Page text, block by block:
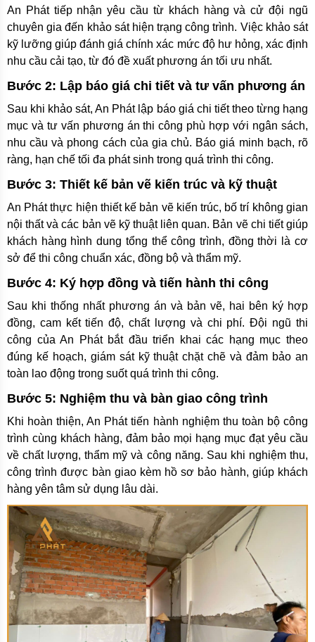
An Phát tiếp nhận yêu cầu từ khách hàng và cử đội ngũ
chuyên gia đến khảo sát hiện trạng công trình. Việc khảo sát
kỹ lưỡng giúp đánh giá chính xác mức độ hư hỏng, xác định
nhu cầu cải tạo, từ đó đề xuất phương án tối ưu nhất.
Bước 2: Lập báo giá chi tiết và tư vấn phương án
Sau khi khảo sát, An Phát lập báo giá chi tiết theo từng hạng
mục và tư vấn phương án thi công phù hợp với ngân sách,
nhu cầu và phong cách của gia chủ. Báo giá minh bạch, rõ
ràng, hạn chế tối đa phát sinh trong quá trình thi công.
Bước 3: Thiết kế bản vẽ kiến trúc và kỹ thuật
An Phát thực hiện thiết kế bản vẽ kiến trúc, bố trí không gian
nội thất và các bản vẽ kỹ thuật liên quan. Bản vẽ chi tiết giúp
khách hàng hình dung tổng thể công trình, đồng thời là cơ
sở để thi công chuẩn xác, đồng bộ và thẩm mỹ.
Bước 4: Ký hợp đồng và tiến hành thi công
Sau khi thống nhất phương án và bản vẽ, hai bên ký hợp
đồng, cam kết tiến độ, chất lượng và chi phí. Đội ngũ thi
công của An Phát bắt đầu triển khai các hạng mục theo
đúng kế hoạch, giám sát kỹ thuật chặt chẽ và đảm bảo an
toàn lao động trong suốt quá trình thi công.
Bước 5: Nghiệm thu và bàn giao công trình
Khi hoàn thiện, An Phát tiến hành nghiệm thu toàn bộ công
trình cùng khách hàng, đảm bảo mọi hạng mục đạt yêu cầu
về chất lượng, thẩm mỹ và công năng. Sau khi nghiệm thu,
công trình được bàn giao kèm hồ sơ bảo hành, giúp khách
hàng yên tâm sử dụng lâu dài.